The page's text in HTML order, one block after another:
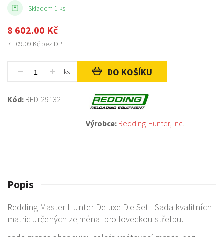
Kód: RED-29132
Výrobce: Redding-Hunter, Inc.
Skladem 1 ks
8 602.00 Kč
7 109.09 Kč bez DPH
ks DO KOŠÍKU
Popis
Redding Master Hunter Deluxe Die Set - Sada kvalitních
matric určených zejména pro loveckou střelbu.